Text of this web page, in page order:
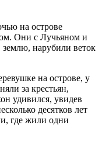
на острове
Они с Лучьяном и
землю, нарубили веток
на острове, у
за крестьян,
удивился, увидев
десятков лет
где жили одни